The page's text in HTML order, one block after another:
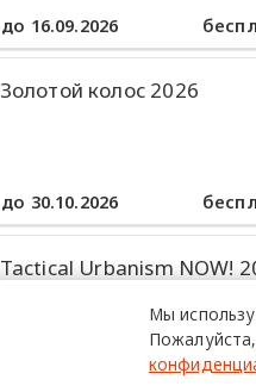
до 16.09.2026
Золотой колос 2026
до 30.10.2026
Tactical Urbanism NOW!
Мы